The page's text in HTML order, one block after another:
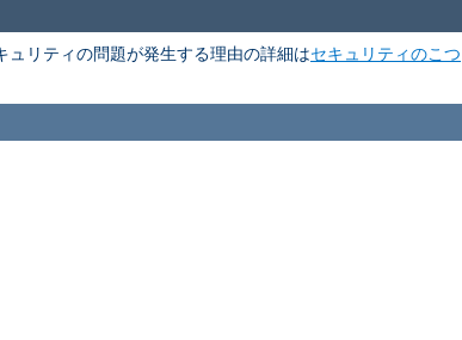
リティの問題が発生する理由の詳細はセキュリティのこつ